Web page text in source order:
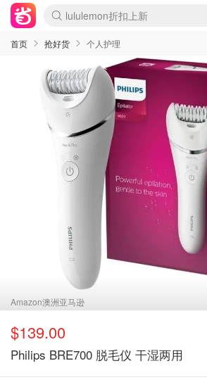
lululemon折扣上新
Sasa美妆护肤3.5折
SSENSE年中3折
FreshBeauty好价汇总
Cettire降价+叠9折
Farfetch折上8折
WWS Coles超市实拍
viagogo二手票捡漏
Myer清仓1折起
The Outnet奢牌1折起
David Jones 3折起
Flannels大牌1折
Perfumes Club护肤1折
AMIRO返校季6.2折
Oweek抽奖送Airpods
Amazon折扣汇总
eToro入金$200送$50
Amazon数码好物
ICONIC本周7.5折
ThedoubleF高奢地板价
Moose Knuckles 6折
丝芙兰5折起
EUFY官网3.7折起
Selenichast首饰2折
Trip机票酒店促销
YSL送5件彩妆礼
Amazon家居好物
BIGBANG巡演开票
David Jones时尚3折
Amazon美妆护肤
雅漾大喷$8
过敏原检测盒$33
伊索独家赠50ml沐浴露
科颜氏清仓3折
SEALIFE海洋馆门票6折
丝塔芙大白罐$16
订阅Newsletter送香薰
Cult Beauty 6.8折
Harrods圣诞日历2.3折
LN-CC奢牌私促3折
d'Alba空姐喷雾$16
EVE LOM套装逆天2折
Bernardelli独家4折
Adore Beauty 6折起
CT圣诞日历
Mytheresa奢品2.7折
Luxury Escapes 9折
Currentbody美容仪9折
卡诗9折+赠4件礼
MOON Garden Live
ALLSAINTS美衣3折
Roborock扫地机3.7折
Tingo Life水杯$24
Valentino官网5折
CR洗发护发6.3折
首页 抢好货 个人护理
Amazon澳洲亚马逊
$139.00
Philips BRE700 脱毛仪 干湿两用